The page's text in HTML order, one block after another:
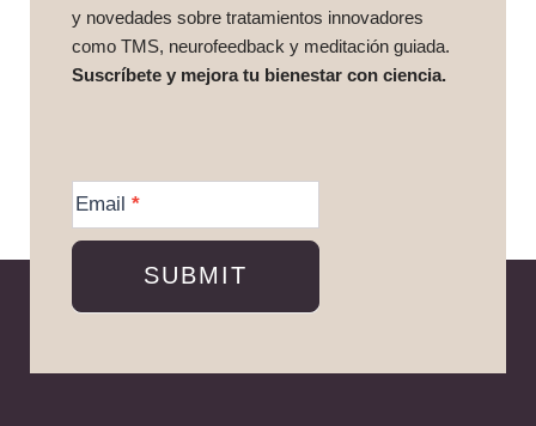
y novedades sobre tratamientos innovadores
como TMS, neurofeedback y meditación guiada.
Suscríbete y mejora tu bienestar con ciencia.
Information
Email *
SUBMIT